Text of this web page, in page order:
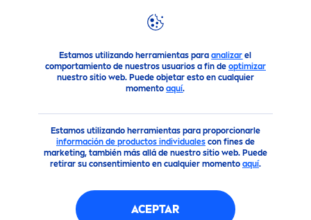
Estamos utilizando herramientas paraanalizar el
comportamiento de nuestros usuarios a fin de optimizar
nuestro sitio web. Puede objetar esto en cualquier
momentoaquí.
Estamos utilizando herramientas para proporcionarle
información de productos individualescon fines de
marketing, también más allá de nuestro sitio web. Puede
retirar su consentimiento en cualquier momento aquí.
ACEPTAR
Productos
NUESTROS PRODUCTOS
CATEGORÍA PRINCIPAL
Facial
NIVEA Men